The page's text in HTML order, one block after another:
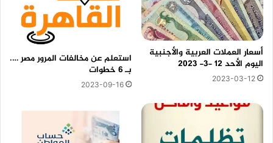
أسعار العملات العربية والأجنبية
اليوم الأحد 12 -3- 2023
2023-03-12
استعلم عن مخالفات المرور مصر ….
بـ 6 خطوات
2023-09-16